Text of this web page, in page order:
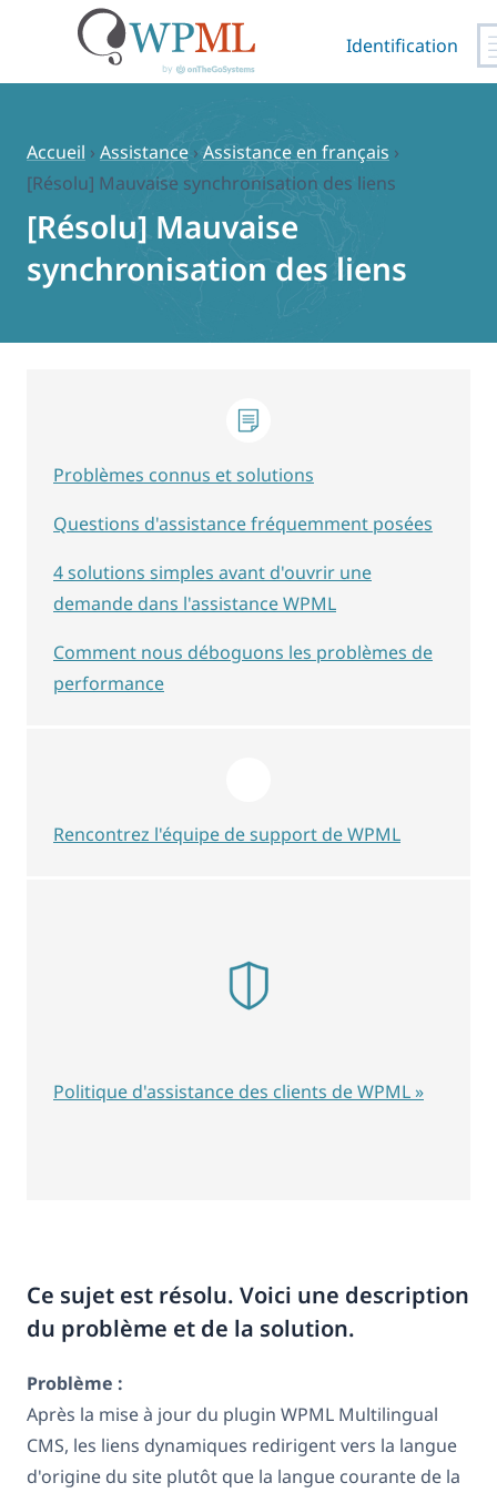
contenu
Identification
Accueil › Assistance › Assistance en français ›
[Résolu] Mauvaise synchronisation des liens
[Résolu] Mauvaise
synchronisation des liens
Ce sujet est résolu. Voici une description
du problème et de la solution.
Problème :
Après la mise à jour du plugin WPML Multilingual
CMS, les liens dynamiques redirigent vers la langue
d'origine du site plutôt que la langue courante de la
Problèmes connus et solutions
Questions d'assistance fréquemment posées
4 solutions simples avant d'ouvrir une
demande dans l'assistance WPML
Comment nous déboguons les problèmes de
performance
Rencontrez l'équipe de support de WPML
Politique d'assistance des clients de WPML »